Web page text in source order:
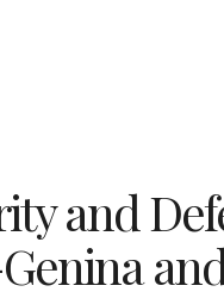
and